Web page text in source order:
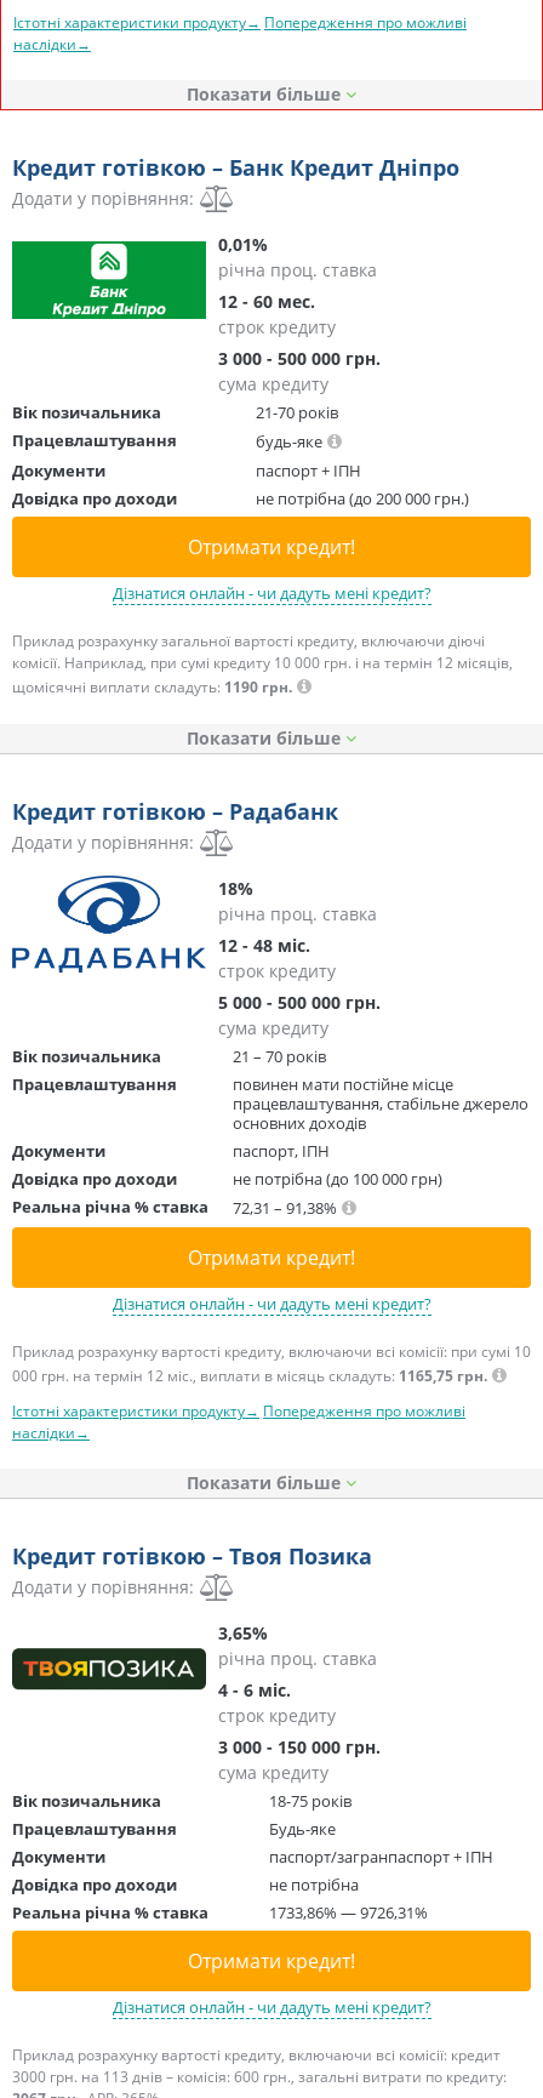
Істотні характеристики продукту→ Попередження про можливі
наслідки→
Показати
Кредит готівкою – Банк Кредит Дніпро
Додати у порівняння:
0,01%
річна проц. ставка
12 - 60 мес.
строк кредиту
3 000 - 500 000 грн.
сума кредиту
Вік позичальника
21-70 років
Працевлаштування
будь-яке
Документи
паспорт + ІПН
Довідка про доходи
не потрібна (до 200 000 грн.)
Отримати кредит!
Дізнатися онлайн - чи дадуть мені кредит?
Приклад розрахунку загальної вартості кредиту, включаючи діючі
комісії. Наприклад, при сумі кредиту 10 000 грн. і на термін 12 місяців,
щомісячні виплати складуть: 1190 грн.
Показати
Кредит готівкою – Радабанк
Додати у порівняння:
18%
річна проц. ставка
12 - 48 міс.
строк кредиту
5 000 - 500 000 грн.
сума кредиту
Вік позичальника
21 – 70 років
Працевлаштування
повинен мати постійне місце
працевлаштування, стабільне джерело
основних доходів
Документи
паспорт, ІПН
Довідка про доходи
не потрібна (до 100 000 грн)
Реальна річна % ставка
72,31 – 91,38%
Отримати кредит!
Дізнатися онлайн - чи дадуть мені кредит?
Приклад розрахунку вартості кредиту, включаючи всі комісії: при сумі 10
000 грн. на термін 12 міс., виплати в місяць складуть: 1165,75 грн.
Істотні характеристики продукту→ Попередження про можливі
наслідки→
Показати
Кредит готівкою – Твоя Позика
Додати у порівняння:
3,65%
річна проц. ставка
4 - 6 міс.
строк кредиту
3 000 - 150 000 грн.
сума кредиту
Вік позичальника
18-75 років
Працевлаштування
Будь-яке
Документи
паспорт/загранпаспорт + ІПН
Довідка про доходи
не потрібна
Реальна річна % ставка
1733,86% — 9726,31%
Отримати кредит!
Дізнатися онлайн - чи дадуть мені кредит?
Приклад розрахунку вартості кредиту, включаючи всі комісії: кредит
3000 грн. на 113 днів – комісія: 600 грн., загальні витрати по кредиту: